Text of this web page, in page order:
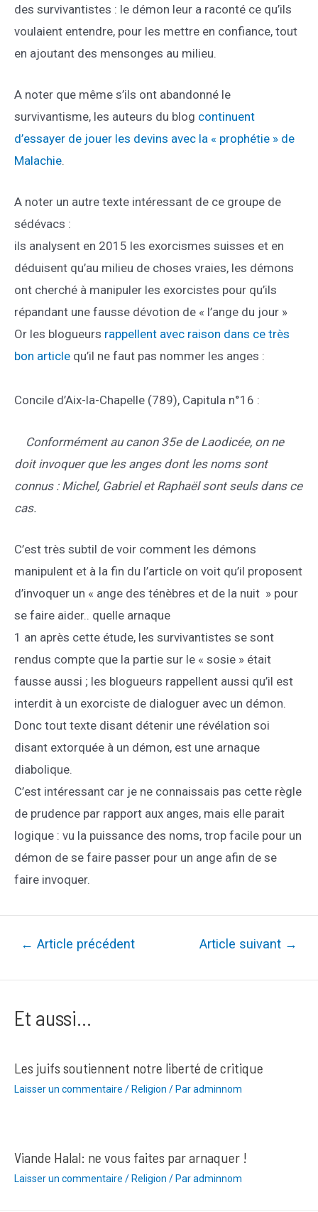
des survivantistes : le démon leur a raconté ce qu’ils
voulaient entendre, pour les mettre en confiance, tout
en ajoutant des mensonges au milieu.
A noter que même s’ils ont abandonné le
survivantisme, les auteurs du blog continuent
d’essayer de jouer les devins avec la « prophétie » de
Malachie.
A noter un autre texte intéressant de ce groupe de
sédévacs :
ils analysent en 2015 les exorcismes suisses et en
déduisent qu’au milieu de choses vraies, les démons
ont cherché à manipuler les exorcistes pour qu’ils
répandant une fausse dévotion de « l’ange du jour »
Or les blogueurs rappellent avec raison dans ce très
bon article qu’il ne faut pas nommer les anges :
Concile d’Aix-la-Chapelle (789), Capitula n°16 :
Conformément au canon 35e de Laodicée, on ne
doit invoquer que les anges dont les noms sont
connus : Michel, Gabriel et Raphaël sont seuls dans ce
cas.
C’est très subtil de voir comment les démons
manipulent et à la fin du l’article on voit qu’il proposent
d’invoquer un « ange des ténèbres et de la nuit » pour
se faire aider.. quelle arnaque
1 an après cette étude, les survivantistes se sont
rendus compte que la partie sur le « sosie » était
fausse aussi ; les blogueurs rappellent aussi qu’il est
interdit à un exorciste de dialoguer avec un démon.
Donc tout texte disant détenir une révélation soi
disant extorquée à un démon, est une arnaque
diabolique.
C’est intéressant car je ne connaissais pas cette règle
de prudence par rapport aux anges, mais elle parait
logique : vu la puissance des noms, trop facile pour un
démon de se faire passer pour un ange afin de se
faire invoquer.
Navigation
← Article précédent Article suivant →
Et aussi...
Les juifs soutiennent notre liberté de critique
Laisser un commentaire / Religion / Paradminnom
Viande Halal: ne vous faites par arnaquer !
Laisser un commentaire / Religion / Paradminnom